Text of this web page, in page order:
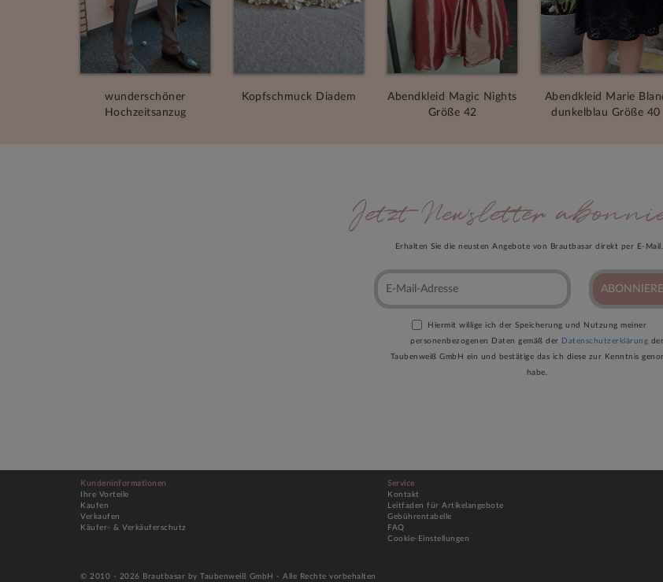
wunderschöner
Hochzeitsanzug
Kopfschmuck Diadem
Abendkleid Magic Nights
Größe 42
Abendkleid Marie
dunkelblau Größe 40
Jetzt Newsletter
Erhalten Sie die neusten Angebote von Brautbasar direkt per E-Mail.
Hiermit willige ich der Speicherung und Nutzung meiner
personenbezogenen Daten gemäß der Datenschutzerklärung der
Taubenweiß GmbH ein und bestätige das ich diese zur Kenntnis
habe.
Kundeninformationen
Ihre Vorteile
Kaufen
Verkaufen
Käufer- & Verkäuferschutz
Service
Kontakt
Leitfaden für Artikelangebote
Gebührentabelle
FAQ
Cookie-Einstellungen
© 2010 - 2026 Brautbasar by Taubenweiß GmbH - Alle Rechte vorbehalten